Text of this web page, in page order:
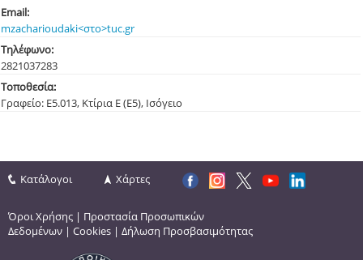
Email:
mzacharioudaki<στο>tuc.gr
Τηλέφωνο:
2821037283
Τοποθεσία:
Γραφείο: Ε5.013, Κτίρια Ε (Ε5), Ισόγειο
Κατάλογοι Χάρτες
Όροι Χρήσης | Προστασία Προσωπικών
Δεδομένων | Cookies | Δήλωση Προσβασιμότητας